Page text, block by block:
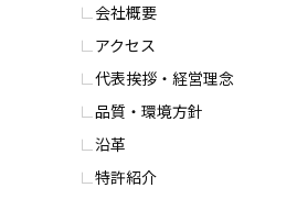
会社概要
アクセス
代表挨拶・経営理念
品質・環境方針
沿革
特許紹介